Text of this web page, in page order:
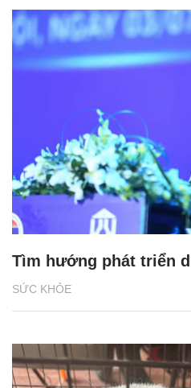
SỨC KHỎE
Tìm hướng phát triển